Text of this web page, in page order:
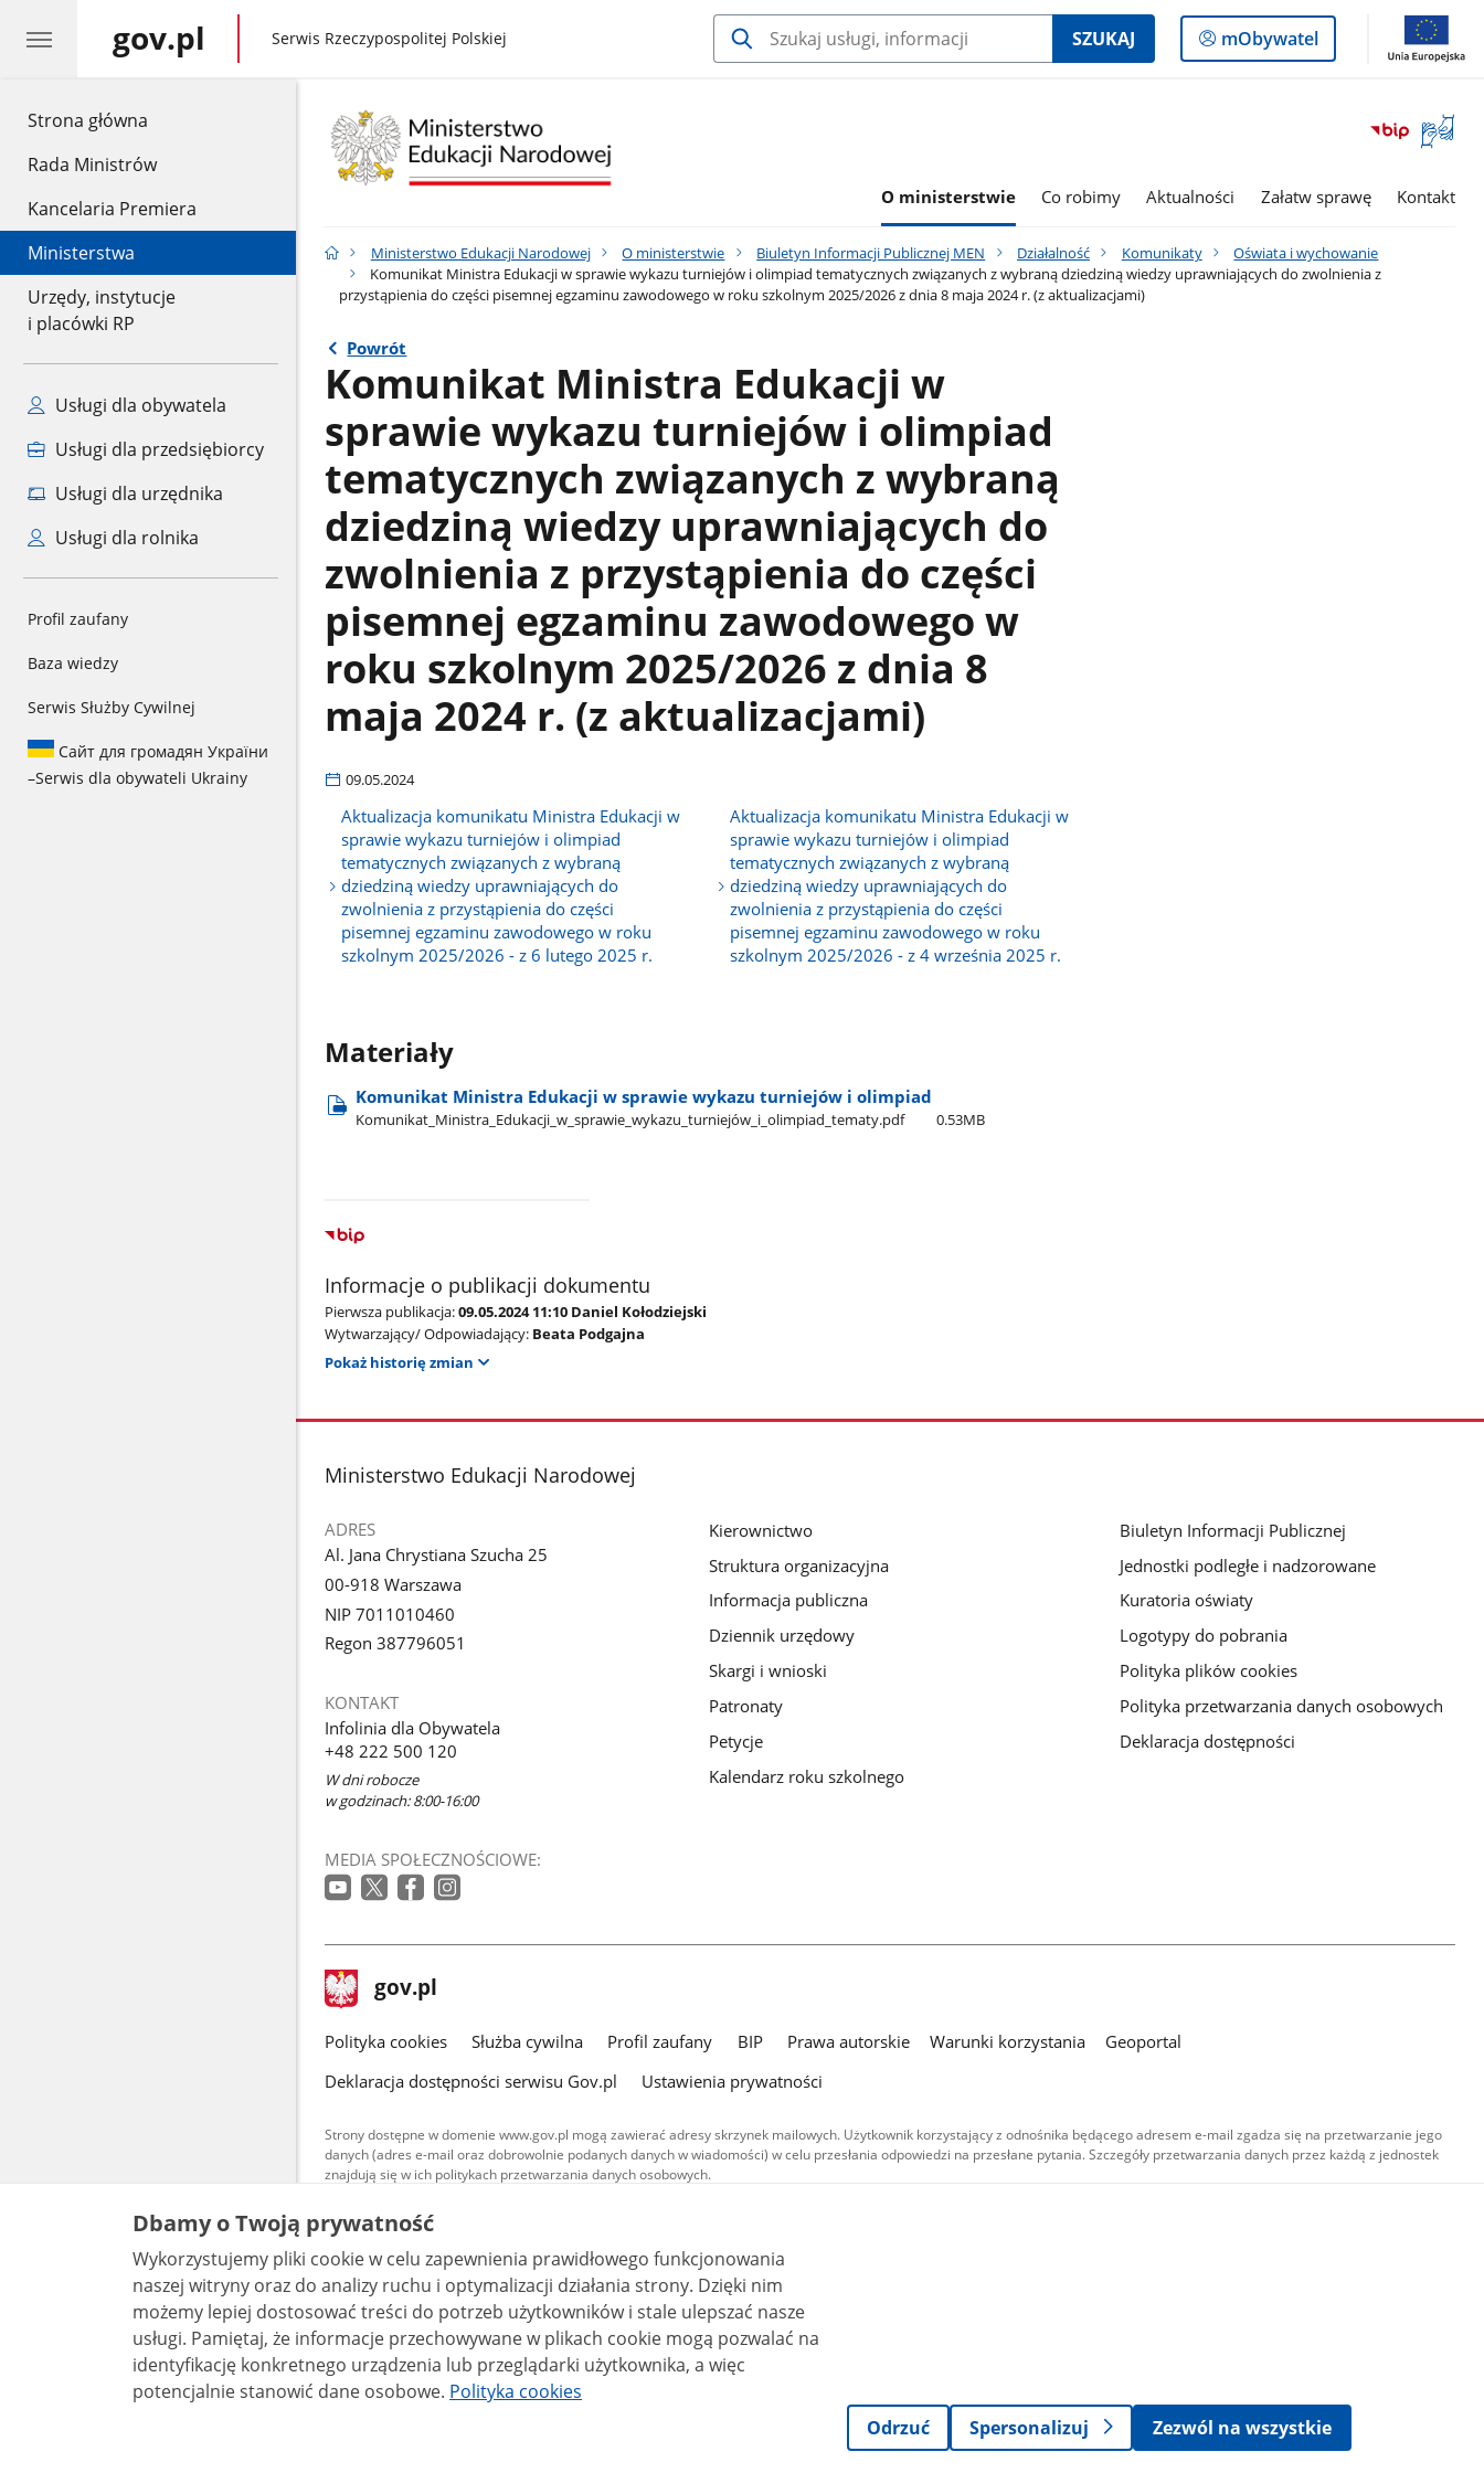
Strona główna
Rada Ministrów
Kancelaria Premiera
Ministerstwa
Urzędy, instytucje
i placówki RP
Usługi dla obywatela
Usługi dla przedsiębiorcy
Usługi dla urzędnika
Usługi dla rolnika
Profil zaufany
Baza wiedzy
Serwis Służby Cywilnej
Сайт для громадян України
–Serwis dla obywateli Ukrainy
gov.pl gov.pl
Serwis Rzeczypospolitej Polskiej SZUKAJ
Logowanie
do
mObywatel
Otwórz
okno
O ministerstwie Co robimy Aktualności Załatw sprawę Kontakt
Ministerstwo Edukacji Narodowej O ministerstwie Biuletyn Informacji Publicznej MEN Działalność Komunikaty
Oświata i wychowanie
Komunikat Ministra Edukacji w sprawie wykazu turniejów i olimpiad tematycznych związanych z wybraną dziedziną wiedzy uprawniających do zwolnienia z
przystąpienia do części pisemnej egzaminu zawodowego w roku szkolnym 2025/2026 z dnia 8 maja 2024 r. (z aktualizacjami)
Powrót
Komunikat Ministra Edukacji w
sprawie wykazu turniejów i olimpiad
tematycznych związanych z wybraną
dziedziną wiedzy uprawniających do
zwolnienia z przystąpienia do części
pisemnej egzaminu zawodowego w
roku szkolnym 2025/2026 z dnia 8
maja 2024 r. (z aktualizacjami)
09.05.2024
Aktualizacja komunikatu Ministra Edukacji w
sprawie wykazu turniejów i olimpiad
tematycznych związanych z wybraną
dziedziną wiedzy uprawniających do
zwolnienia z przystąpienia do części
pisemnej egzaminu zawodowego w roku
szkolnym 2025/2026 - z 6 lutego 2025 r.
Aktualizacja komunikatu Ministra Edukacji w
sprawie wykazu turniejów i olimpiad
tematycznych związanych z wybraną
dziedziną wiedzy uprawniających do
zwolnienia z przystąpienia do części
pisemnej egzaminu zawodowego w roku
szkolnym 2025/2026 - z 4 września 2025 r.
Materiały
Komunikat Ministra Edukacji w sprawie wykazu turniejów i olimpiad
Komunikat​_Ministra​_Edukacji​_w​_sprawie​_wykazu​_turniejów​_i​_olimpiad​_tematy.pdf 0.53MB
Informacje o publikacji dokumentu
Pierwsza publikacja:09.05.2024 11:10 Daniel Kołodziejski
Wytwarzający/ Odpowiadający: Beata Podgajna
Pokaż historię zmian
stopka
Ministerstwo Edukacji Narodowej
ADRES
Al. Jana Chrystiana Szucha 25
00-918 Warszawa
NIP 7011010460
Regon 387796051
KONTAKT
Infolinia dla Obywatela
+48 222 500 120
W dni robocze
w godzinach: 8:00-16:00
MEDIA SPOŁECZNOŚCIOWE:
Kierownictwo
Struktura organizacyjna
Informacja publiczna
Dziennik urzędowy
Skargi i wnioski
Patronaty
Petycje
Kalendarz roku szkolnego
Biuletyn Informacji Publicznej
Jednostki podległe i nadzorowane
Kuratoria oświaty
Logotypy do pobrania
Polityka plików cookies
Polityka przetwarzania danych osobowych
Deklaracja dostępności
stopka
gov.pl Strona
gov.pl
gov.pl
Polityka cookies Służba cywilna Profil zaufany BIP Prawa autorskie Warunki korzystania
Geoportal
Deklaracja dostępności serwisu Gov.pl
Ustawienia prywatności
Strony dostępne w domenie www.gov.pl mogą zawierać adresy skrzynek mailowych. Użytkownik korzystający z odnośnika będącego adresem e-mail zgadza się na przetwarzanie jego
danych (adres e-mail oraz dobrowolnie podanych danych w wiadomości) w celu przesłania odpowiedzi na przesłane pytania. Szczegóły przetwarzania danych przez każdą z jednostek
znajdują się w ich politykach przetwarzania danych osobowych.
Treści tekstowe publikowane w serwisie (z wyłączeniem treści audiowizualnych), są
udostępniane na licencji typu Creative Commons: uznanie autorstwa - na tych samych
warunkach 4.0 (CC BY-SA 4.0). Materiały audiowizualne, w tym zdjęcia, materiały audio i wideo,
są udostępniane na licencji typu Creative Commons: uznanie autorstwa użycie niekomercyjne -
bez utworów zależnych 4.0 (CC BY-NC-ND 4.0), o ile nie jest to stwierdzone inaczej.
Dbamy o Twoją prywatność
Wykorzystujemy pliki cookie w celu zapewnienia prawidłowego funkcjonowania
naszej witryny oraz do analizy ruchu i optymalizacji działania strony. Dzięki nim
możemy lepiej dostosować treści do potrzeb użytkowników i stale ulepszać nasze
usługi. Pamiętaj, że informacje przechowywane w plikach cookie mogą pozwalać na
identyfikację konkretnego urządzenia lub przeglądarki użytkownika, a więc
potencjalnie stanowić dane osobowe. Polityka cookies
Odrzuć
Spersonalizuj Zezwól na wszystkie